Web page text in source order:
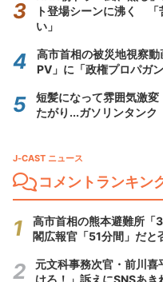
ト登場シーンに沸く 「
い」
高市首相の被災地視察
PV」に「政権プロパガ
短髪になって雰囲気激変
たがり...ガソリンタンク
J-CAST ニュース
コメントランキン
高市首相の熊本避難所
閣広報官「51分間」だと
元文科事務次官・前川
けろ！」訴えにSNSあき